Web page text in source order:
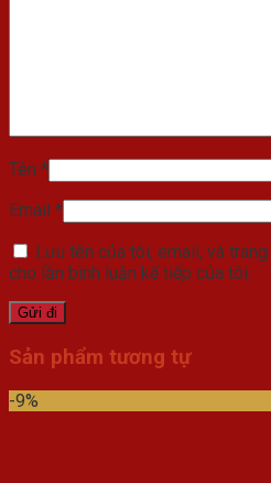
Tên *
Email *
Lưu tên của tôi, email, và
cho lần bình luận kế tiếp của tôi.
Sản phẩm tương tự
-9%